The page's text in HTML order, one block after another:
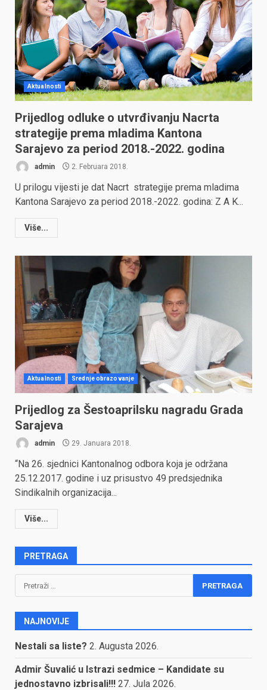
Aktualnosti
Prijedlog odluke o utvrđivanju Nacrta
strategije prema mladima Kantona
Sarajevo za period 2018.-2022. godina
admin 2. Februara 2018.
U prilogu vijesti je dat Nacrt strategije prema mladima
Kantona Sarajevo za period 2018.-2022. godina: Z A K...
Više...
Aktualnosti Srednje obrazovanje
Prijedlog za Šestoaprilsku nagradu Grada
Sarajeva
admin 29. Januara 2018.
“Na 26. sjednici Kantonalnog odbora koja je održana
25.12.2017. godine i uz prisustvo 49 predsjednika
Sindikalnih organizacija...
Više...
PRETRAGA
Pretraga:
NAJNOVIJE
Nestali sa liste? 2. Augusta 2026.
Admir Šuvalić u Istrazi sedmice – Kandidate su
jednostavno izbrisali!!! 27. Jula 2026.